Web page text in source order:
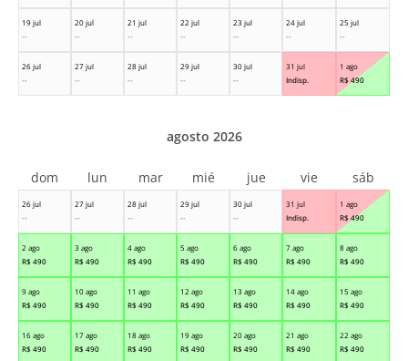
19 jul
--
20 jul
--
21 jul
--
22 jul
--
23 jul
--
24 jul
--
25 jul
--
26 jul
--
27 jul
--
28 jul
--
29 jul
--
30 jul
--
31 jul
Indisp.
1 ago
R$ 490
26 jul
--
27 jul
--
28 jul
--
29 jul
--
30 jul
--
31 jul
Indisp.
1 ago
R$ 490
2 ago
R$ 490
3 ago
R$ 490
4 ago
R$ 490
5 ago
R$ 490
6 ago
R$ 490
7 ago
R$ 490
8 ago
R$ 490
9 ago
R$ 490
10 ago
R$ 490
11 ago
R$ 490
12 ago
R$ 490
13 ago
R$ 490
14 ago
R$ 490
15 ago
R$ 490
16 ago
R$ 490
17 ago
R$ 490
18 ago
R$ 490
19 ago
R$ 490
20 ago
R$ 490
21 ago
R$ 490
22 ago
R$ 490
agosto 2026
dom lun mar mié jue vie sáb